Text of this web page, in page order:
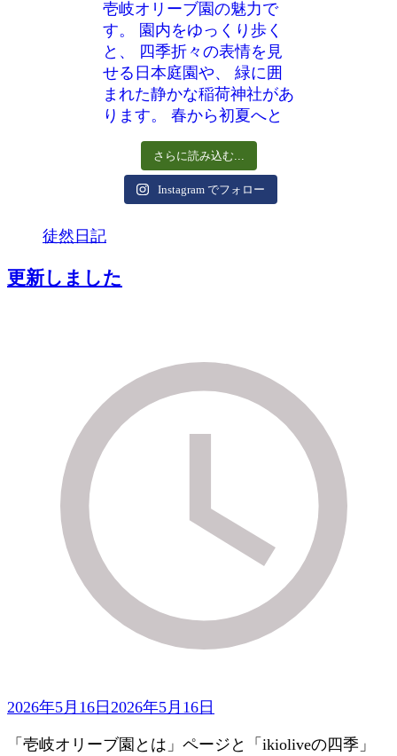
さらに読み込む...
Instagram でフォロー
徒然日記
更新しました
2026年5月16日 2026年5月16日
「壱岐オリーブ園とは」ページと「ikioliveの四季」